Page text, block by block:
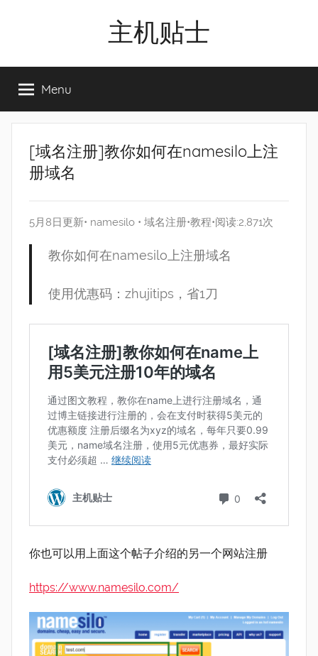
主机贴士
工|BandwagonHost
VPS|Vps|
主
Menu
[域名注册]教你如何在namesilo上注
册域名
5月8日更新• namesilo • 域名注册•教程•阅读:2,871次
教你如何在namesilo上注册域名
使用优惠码：zhujitips，省1刀
你也可以用上面这个帖子介绍的另一个网站注册
https://www.namesilo.com/